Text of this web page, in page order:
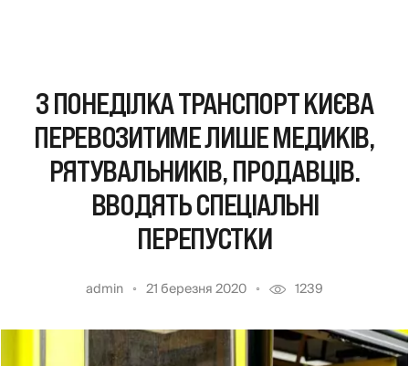
З ПОНЕДІЛКА ТРАНСПОРТ КИЄВА
ПЕРЕВОЗИТИМЕ ЛИШЕ МЕДИКІВ,
РЯТУВАЛЬНИКІВ, ПРОДАВЦІВ.
ВВОДЯТЬ СПЕЦІАЛЬНІ
ПЕРЕПУСТКИ
admin 21 березня 2020 1239